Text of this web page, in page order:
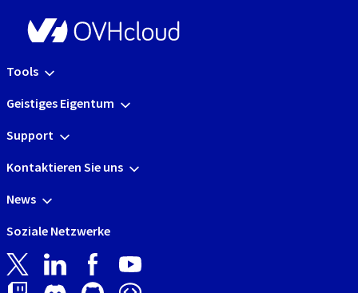
Tools
Geistiges Eigentum
Support
Kontaktieren Sie uns
News
Soziale Netzwerke